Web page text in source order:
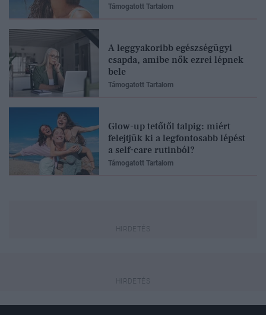
Támogatott Tartalom
A leggyakoribb egészségügyi
csapda, amibe nők ezrei lépnek
bele
Támogatott Tartalom
Glow-up tetőtől talpig: miért
felejtjük ki a legfontosabb lépést
a self-care rutinból?
Támogatott Tartalom